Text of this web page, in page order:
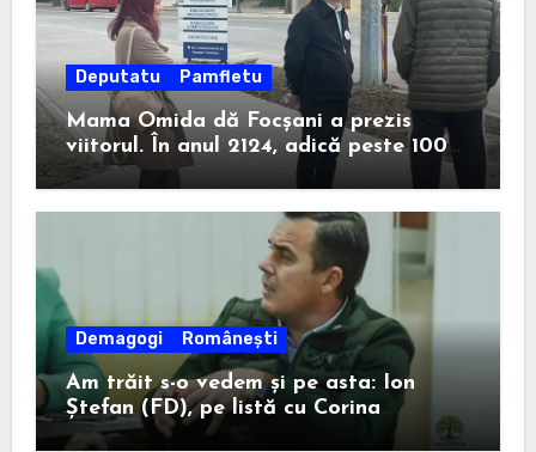
Deputatu Pamfletu
Mama Omida dă Focșani a prezis
viitorul. În anul 2124, adică peste 100
de ani, un anume Ion Ștefan va câștiga
la Consiliul Județean.
Demagogi Românești
Am trăit s-o vedem și pe asta: Ion
Ștefan (FD), pe listă cu Corina
Atanasiu (USR), cea care l-a ajutat pe